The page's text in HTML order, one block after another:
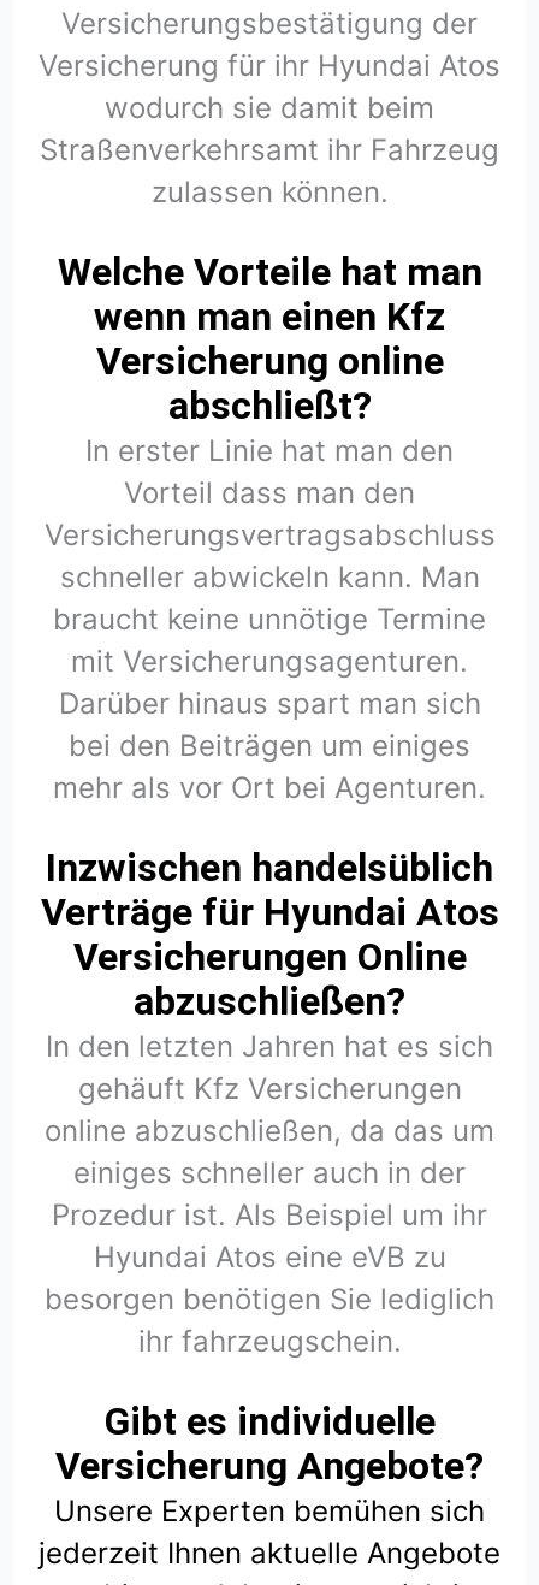
Versicherungsbestätigung der
Versicherung für ihr Hyundai Atos
wodurch sie damit beim
Straßenverkehrsamt ihr Fahrzeug
zulassen können.
Welche Vorteile hat man
wenn man einen Kfz
Versicherung online
abschließt?
In erster Linie hat man den
Vorteil dass man den
Versicherungsvertragsabschluss
schneller abwickeln kann. Man
braucht keine unnötige Termine
mit Versicherungsagenturen.
Darüber hinaus spart man sich
bei den Beiträgen um einiges
mehr als vor Ort bei Agenturen.
Inzwischen handelsüblich
Verträge für Hyundai Atos
Versicherungen Online
abzuschließen?
In den letzten Jahren hat es sich
gehäuft Kfz Versicherungen
online abzuschließen, da das um
einiges schneller auch in der
Prozedur ist. Als Beispiel um ihr
Hyundai Atos eine eVB zu
besorgen benötigen Sie lediglich
ihr fahrzeugschein.
Gibt es individuelle
Versicherung Angebote?
Unsere Experten bemühen sich
jederzeit Ihnen aktuelle Angebote